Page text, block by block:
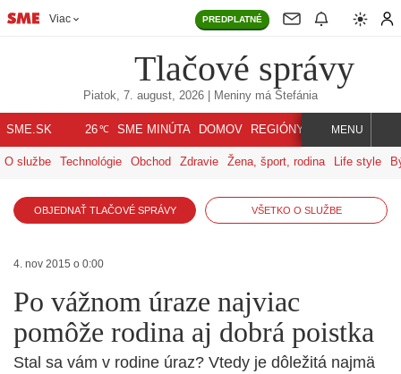
Viac PREDPLATNÉ
Tlačové správy
Piatok, 7. august, 2026 | Meniny má Štefánia
SME.SK 26℃ SME MINÚTA DOMOV REGIÓNY INDEX SVET
MENU
O službe Technológie Obchod Zdravie Žena, šport, rodina Life style
OBJEDNAŤ TLAČOVÉ SPRÁVY VŠETKO O SLUŽBE
4. nov 2015 o 0:00
Po vážnom úraze najviac
pomôže rodina aj dobrá poistka
Stal sa vám v rodine úraz? Vtedy je dôležitá najmä